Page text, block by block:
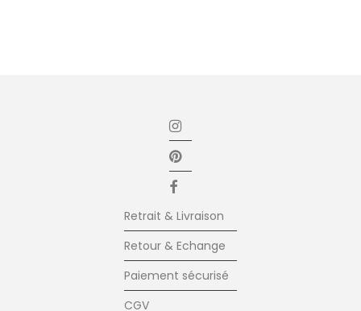
Retrait & Livraison
Retour & Echange
Paiement sécurisé
CGV